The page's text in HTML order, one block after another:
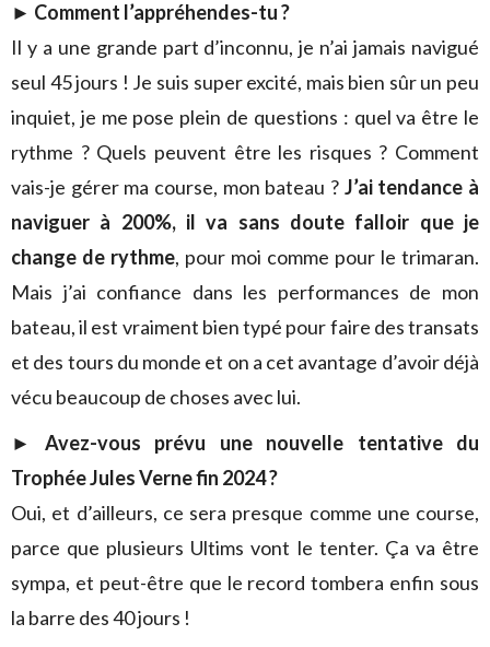
► Comment l’appréhendes-tu ?
Il y a une grande part d’inconnu, je n’ai jamais navigué
seul 45 jours ! Je suis super excité, mais bien sûr un peu
inquiet, je me pose plein de questions : quel va être le
rythme ? Quels peuvent être les risques ? Comment
vais-je gérer ma course, mon bateau ? J’ai tendance à
naviguer à 200%, il va sans doute falloir que je
change de rythme, pour moi comme pour le trimaran.
Mais j’ai confiance dans les performances de mon
bateau, il est vraiment bien typé pour faire des transats
et des tours du monde et on a cet avantage d’avoir déjà
vécu beaucoup de choses avec lui.
► Avez-vous prévu une nouvelle tentative du
Trophée Jules Verne fin 2024 ?
Oui, et d’ailleurs, ce sera presque comme une course,
parce que plusieurs Ultims vont le tenter. Ça va être
sympa, et peut-être que le record tombera enfin sous
la barre des 40 jours !